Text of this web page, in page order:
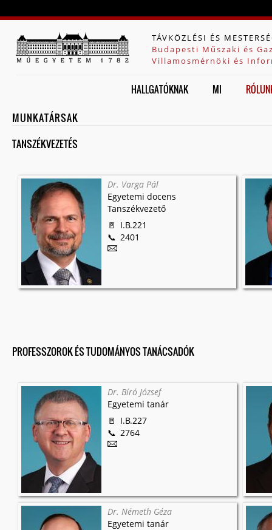
TÁVKÖZLÉSI ÉS
Budapesti Műszaki és
Villamosmérnöki és
HALLGATÓKNAK MI
MUNKATÁRSAK
TANSZÉKVEZETÉS
Dr. Varga Pál
Egyetemi docens
Tanszékvezető
I.B.221
2401
PROFESSZOROK ÉS TUDOMÁNYOS TANÁCSADÓK
Dr. Bíró József
Egyetemi tanár
I.B.227
2764
Dr. Németh Géza
Egyetemi tanár